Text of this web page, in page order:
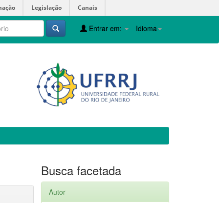
Legislação Canais
Idioma
Entrar em:
Busca facetada
Autor